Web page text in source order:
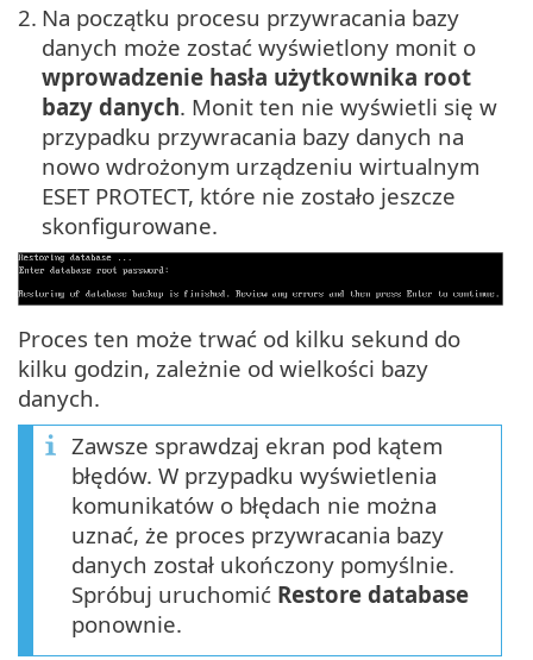
2. Na początku procesu przywracania bazy
danych może zostać wyświetlony monit o
wprowadzenie hasła użytkownika root
bazy danych. Monit ten nie wyświetli się w
przypadku przywracania bazy danych na
nowo wdrożonym urządzeniu wirtualnym
ESET PROTECT, które nie zostało jeszcze
skonfigurowane.
Proces ten może trwać od kilku sekund do
kilku godzin, zależnie od wielkości bazy
danych.
Zawsze sprawdzaj ekran pod kątem
błędów. W przypadku wyświetlenia
komunikatów o błędach nie można
uznać, że proces przywracania bazy
danych został ukończony pomyślnie.
Spróbuj uruchomić Restore database
ponownie.